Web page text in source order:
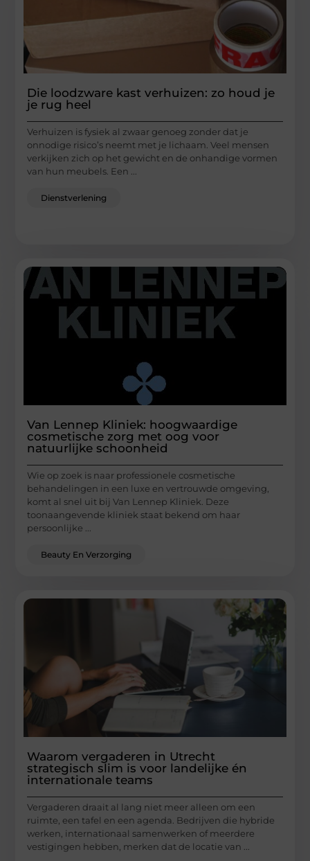
Die loodzware kast verhuizen: zo houd je
je rug heel
Verhuizen is fysiek al zwaar genoeg zonder dat je
onnodige risico’s neemt met je lichaam. Veel mensen
verkijken zich op het gewicht en de onhandige vormen
van hun meubels. Een ...
Dienstverlening
Van Lennep Kliniek: hoogwaardige
cosmetische zorg met oog voor
natuurlijke schoonheid
Wie op zoek is naar professionele cosmetische
behandelingen in een luxe en vertrouwde omgeving,
komt al snel uit bij Van Lennep Kliniek. Deze
toonaangevende kliniek staat bekend om haar
persoonlijke ...
Beauty En Verzorging
Waarom vergaderen in Utrecht
strategisch slim is voor landelijke én
internationale teams
Vergaderen draait al lang niet meer alleen om een
ruimte, een tafel en een agenda. Bedrijven die hybride
werken, internationaal samenwerken of meerdere
vestigingen hebben, merken dat de locatie van ...